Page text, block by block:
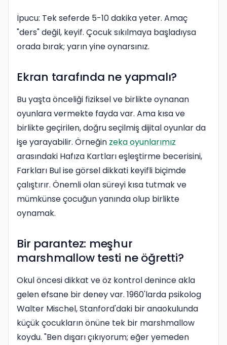
İpucu: Tek seferde 5-10 dakika yeter. Amaç
"ders" değil, keyif. Çocuk sıkılmaya başladıysa
orada bırak; yarın yine oynarsınız.
Ekran tarafında ne yapmalı?
Bu yaşta önceliği fiziksel ve birlikte oynanan
oyunlara vermekte fayda var. Ama kısa ve
birlikte geçirilen, doğru seçilmiş dijital oyunlar da
işe yarayabilir. Örneğin zeka oyunlarımız
arasındaki Hafıza Kartları eşleştirme becerisini,
Farkları Bul ise görsel dikkati keyifli biçimde
çalıştırır. Önemli olan süreyi kısa tutmak ve
mümkünse çocuğun yanında olup birlikte
oynamak.
Bir parantez: meşhur
marshmallow testi ne öğretti?
Okul öncesi dikkat ve öz kontrol denince akla
gelen efsane bir deney var. 1960'larda psikolog
Walter Mischel, Stanford'daki bir anaokulunda
küçük çocukların önüne tek bir marshmallow
koydu. "Ben dışarı çıkıyorum; eğer yemeden